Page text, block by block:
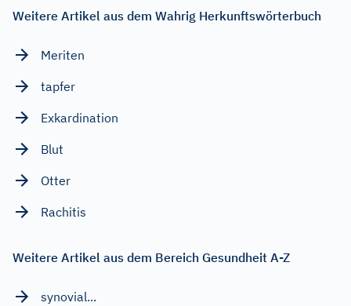
Weitere Artikel aus dem Wahrig Herkunftswörterbuch
Meriten
tapfer
Exkardination
Blut
Otter
Rachitis
Weitere Artikel aus dem Bereich Gesundheit A-Z
synovial...